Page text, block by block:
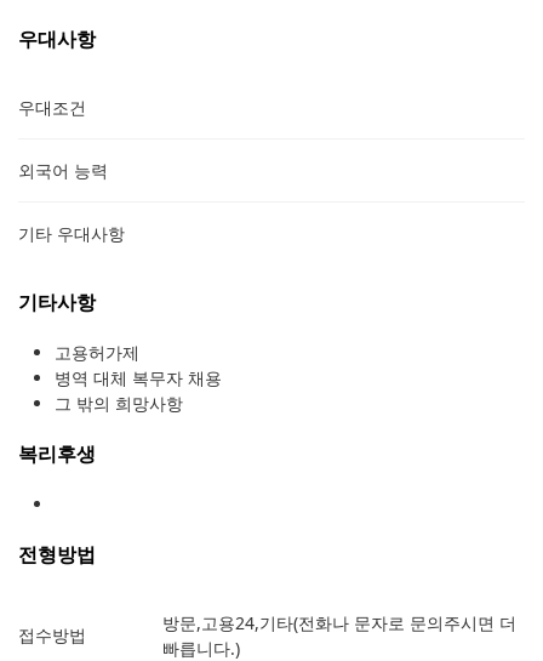
우대사항
우대조건
외국어 능력
기타 우대사항
기타사항
고용허가제
병역 대체 복무자 채용
그 밖의 희망사항
복리후생
전형방법
접수방법
방문,고용24,기타(전화나 문자로 문의주시면 더
빠릅니다.)